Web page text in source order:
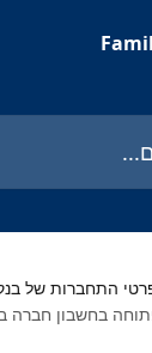
התחברות של
בחשבון חברה